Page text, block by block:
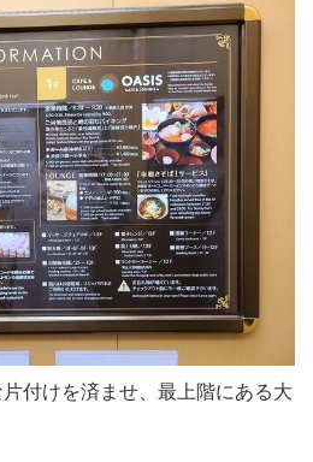
付けを済ませ、最上階にある大